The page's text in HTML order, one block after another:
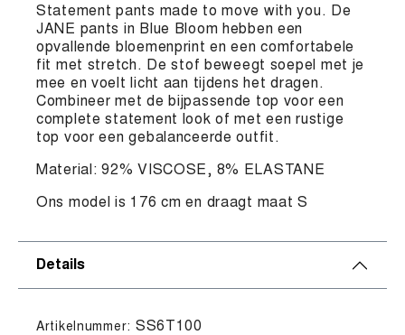
Statement pants made to move with you. De
JANE pants in Blue Bloom hebben een
opvallende bloemenprint en een comfortabele
fit met stretch. De stof beweegt soepel met je
mee en voelt licht aan tijdens het dragen.
Combineer met de bijpassende top voor een
complete statement look of met een rustige
top voor een gebalanceerde outfit.
Material: 92% VISCOSE, 8% ELASTANE
Ons model is 176 cm en draagt maat S
Details
Artikelnummer: SS6T100